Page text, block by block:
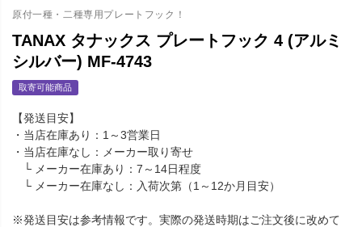
原付一種・二種専用プレートフック！
TANAX タナックス プレートフック 4 (アルミ
シルバー) MF-4743
取寄可能商品
【発送目安】
・当店在庫あり：1～3営業日
・当店在庫なし：メーカー取り寄せ
└ メーカー在庫あり：7～14日程度
└ メーカー在庫なし：入荷次第（1～12か月目安）
※発送目安は参考情報です。実際の発送時期はご注文後に改めて